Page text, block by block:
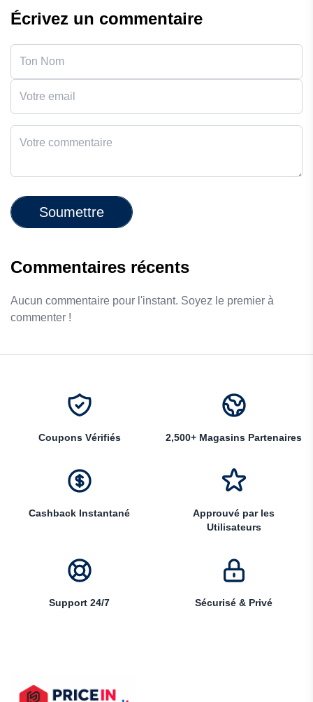
Écrivez un commentaire
Soumettre
Commentaires récents
Aucun commentaire pour l'instant. Soyez le premier à
commenter !
Coupons Vérifiés 2,500+ Magasins Partenaires
Cashback Instantané
Approuvé par les
Utilisateurs
Support 24/7 Sécurisé & Privé